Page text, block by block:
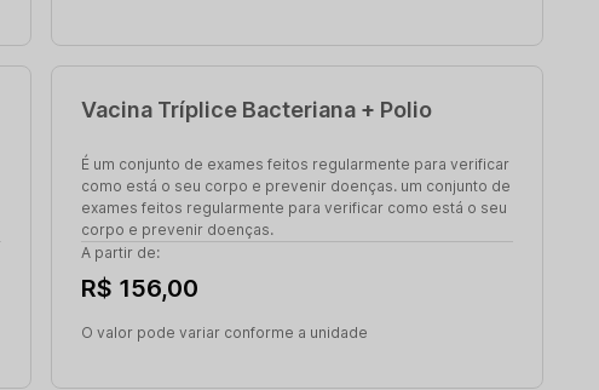
Vacina Tríplice Bacteriana + Polio
É um conjunto de exames feitos regularmente para verificar
como está o seu corpo e prevenir doenças. um conjunto de
exames feitos regularmente para verificar como está o seu
corpo e prevenir doenças.
A partir de:
R$ 156,00
O valor pode variar conforme a unidade